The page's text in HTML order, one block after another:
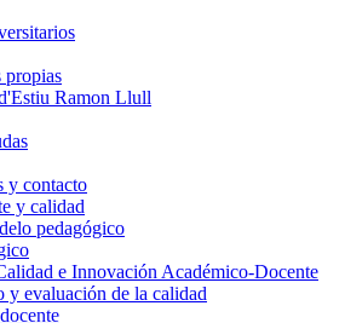
propias
Ramon Llull
y contacto
y calidad
pedagógico
e Innovación Académico-Docente
y evaluación de la calidad